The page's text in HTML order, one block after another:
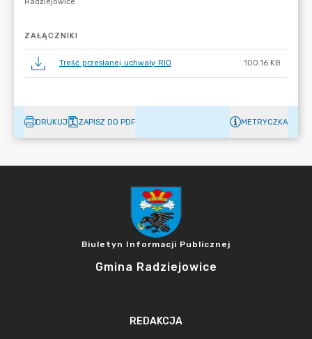
ZAŁĄCZNIKI
Treść przesłanej uchwały RIO 100.16 KB
DRUKUJ ZAPISZ DO PDF METRYCZKA
Biuletyn Informacji Publicznej
Gmina Radziejowice
REDAKCJA